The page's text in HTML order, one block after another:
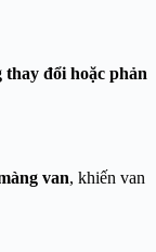
thay đổi hoặc phản
van, khiến van